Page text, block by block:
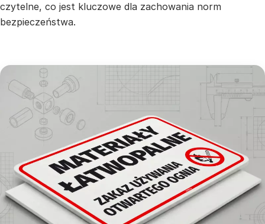
czytelne, co jest kluczowe dla zachowania norm
bezpieczeństwa.